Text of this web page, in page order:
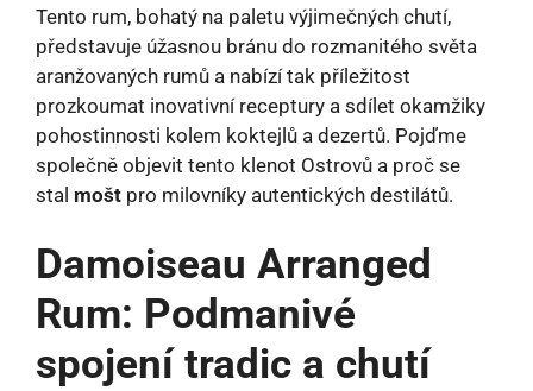
Tento rum, bohatý na paletu výjimečných chutí,
představuje úžasnou bránu do rozmanitého světa
aranžovaných rumů a nabízí tak příležitost
prozkoumat inovativní receptury a sdílet okamžiky
pohostinnosti kolem koktejlů a dezertů. Pojďme
společně objevit tento klenot Ostrovů a proč se
stal mošt pro milovníky autentických destilátů.
Damoiseau Arranged
Rum: Podmanivé
spojení tradic a chutí